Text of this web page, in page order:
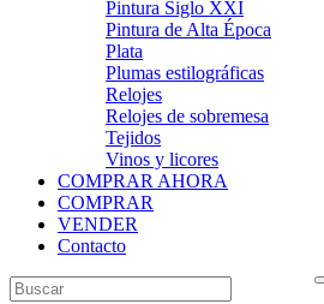
Pintura Siglo XXI
Pintura de Alta Época
Plata
Plumas estilográficas
Relojes
Relojes de sobremesa
Tejidos
Vinos y licores
COMPRAR AHORA
COMPRAR
VENDER
Contacto